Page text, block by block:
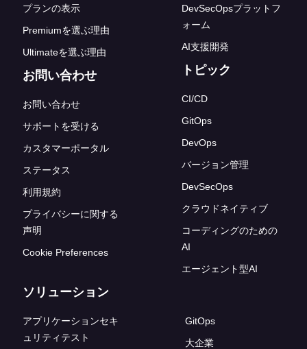
プランの表示
Premiumを選ぶ理由
Ultimateを選ぶ理由
お問い合わせ
お問い合わせ
サポートを受ける
カスタマーポータル
ステータス
利用規約
プライバシーに関する
声明
Cookie Preferences
DevSecOpsプラットフ
ォーム
AI支援開発
トピック
CI/CD
GitOps
DevOps
バージョン管理
DevSecOps
クラウドネイティブ
コーディングのための
AI
エージェント型AI
ソリューション
アプリケーションセキ
ュリティテスト
GitOps
大企業